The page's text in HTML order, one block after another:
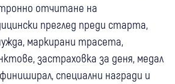
отчитане на
преглед преди старта,
маркирани трасета,
застраховка за деня, медал
специални награди и